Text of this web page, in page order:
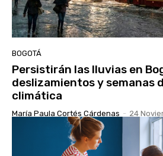
BOGOTÁ
Persistirán las lluvias en
deslizamientos y semanas
climática
María Paula Cortés Cárdenas - 24